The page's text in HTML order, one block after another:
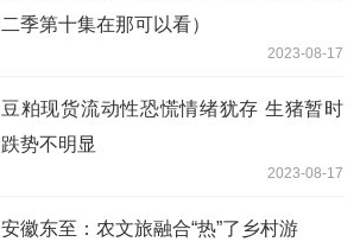
二季第十集在那可以看）
2023-08-17
豆粕现货流动性恐慌情绪犹存 生猪暂时
跌势不明显
2023-08-17
安徽东至：农文旅融合“热”了乡村游